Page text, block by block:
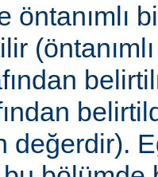
öntanımlı
değerdir).